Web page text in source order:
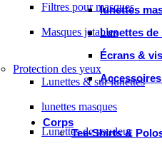
lunettes
Lunettes de
Écrans &
Corps
Tee-Shirts &
Filtres pour masques
Masques jetables
Protection des yeux
Lunettes & sur lunettes
lunettes masques
Lunettes de soudeur